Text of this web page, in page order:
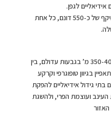
לגפן.
ברשות היקב שתי חלקות כרם בהיקף של כ-550 דונם, כל אחת
שטחו כ-350 דונם. נטוע בגובה 350-400 מ’ בגבעות עדולם, בין
בגיוון טופוגרפי וקרקע
גידול אידיאליים להפקת
העינב ועוצמת הפרי, ולהשגת